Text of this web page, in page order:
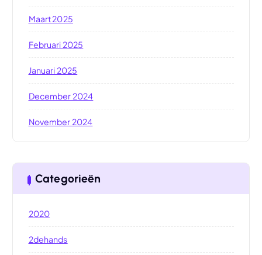
Maart 2025
Februari 2025
Januari 2025
December 2024
November 2024
Categorieën
2020
2dehands